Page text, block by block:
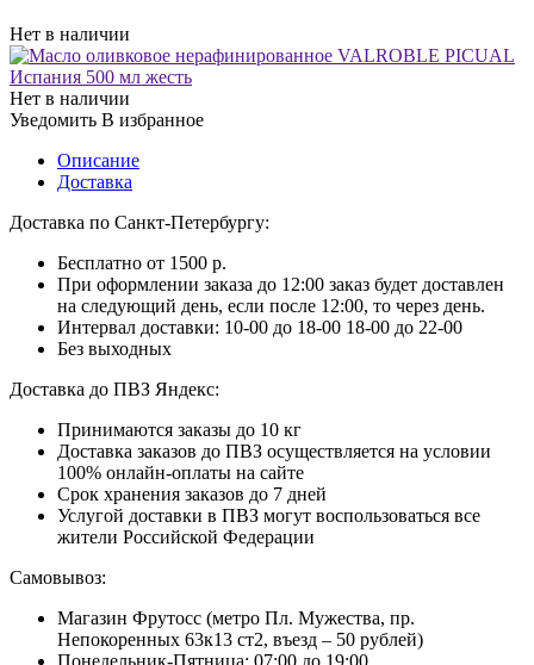
Нет в наличии
Нет в наличии
Уведомить В избранное
Описание
Доставка
Доставка по Санкт-Петербургу:
Бесплатно от 1500 р.
При оформлении заказа до 12:00 заказ будет доставлен
на следующий день, если после 12:00, то через день.
Интервал доставки: 10-00 до 18-00 18-00 до 22-00
Без выходных
Доставка до ПВЗ Яндекс:
Принимаются заказы до 10 кг
Доставка заказов до ПВЗ осуществляется на условии
100% онлайн-оплаты на сайте
Срок хранения заказов до 7 дней
Услугой доставки в ПВЗ могут воспользоваться все
жители Российской Федерации
Самовывоз:
Магазин Фрутосс (метро Пл. Мужества, пр.
Непокоренных 63к13 ст2, въезд – 50 рублей)
Понедельник-Пятница: 07:00 до 19:00